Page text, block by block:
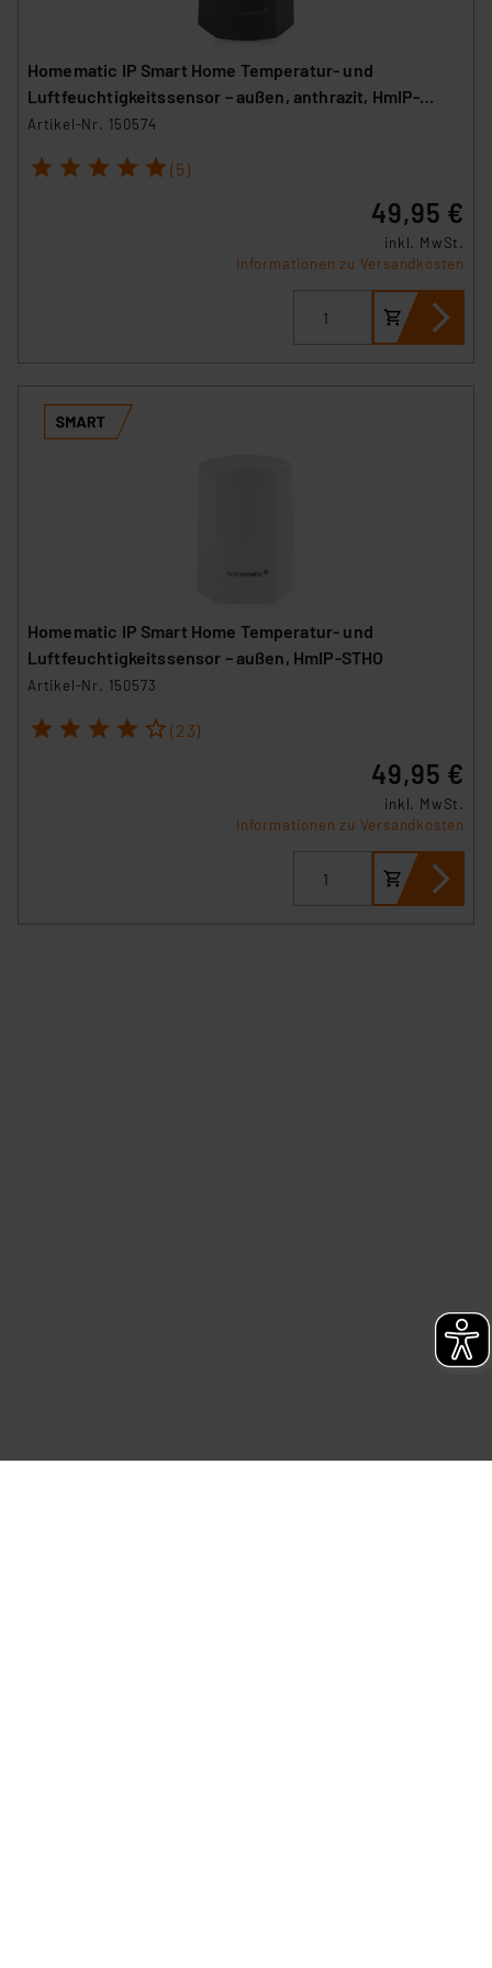
Homematic IP Smart Home Temperatur- und
Luftfeuchtigkeitssensor – außen, anthrazit, HmIP-
STHO-A
Artikel-Nr. 150574
1 2 3 4 5 (5)
49,95 €
inkl. MwSt.
Informationen zu Versandkosten
Homematic IP Smart Home Temperatur- und
Luftfeuchtigkeitssensor – außen, HmIP-STHO
Artikel-Nr. 150573
1 2 3 4 5 (23)
49,95 €
inkl. MwSt.
Informationen zu Versandkosten